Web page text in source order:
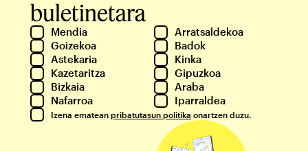
buletinetara
Mendia
Arratsaldekoa
Goizekoa
Badok
Astekaria
Kinka
Kazetaritza
Gipuzkoa
Bizkaia
Araba
Nafarroa
Iparraldea
Izena ematean pribatutasun politika onartzen duzu.